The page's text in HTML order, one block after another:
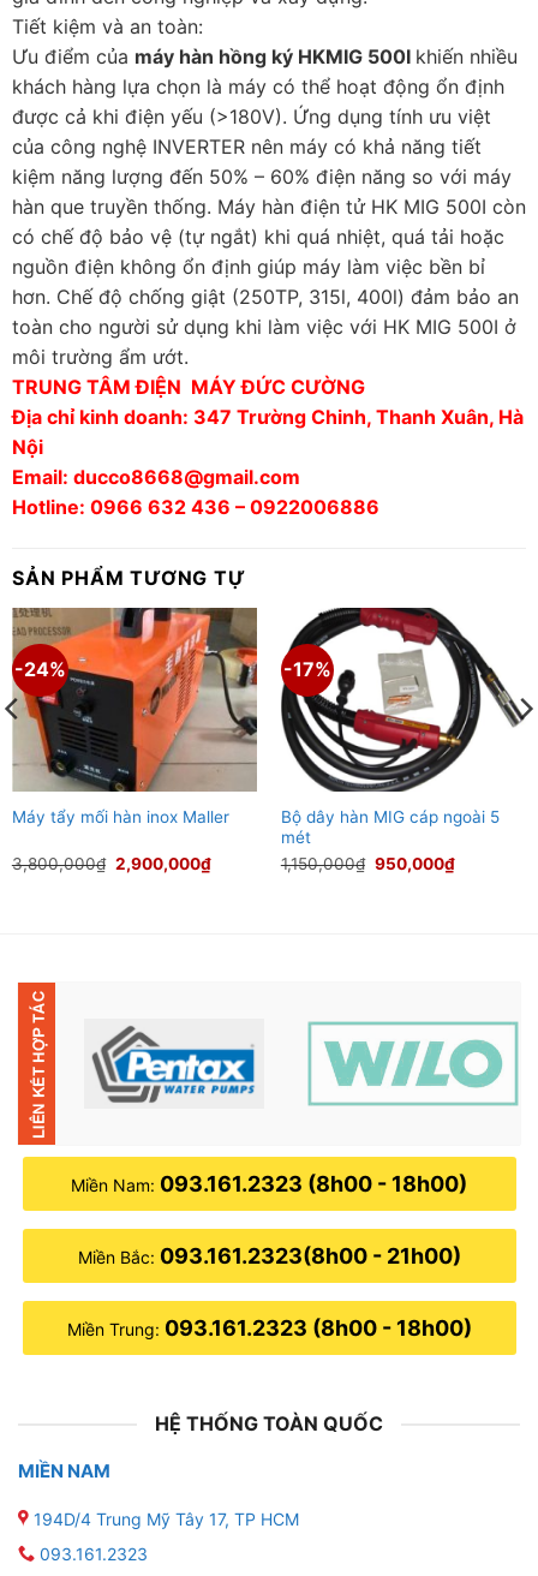
Tiết kiệm và an toàn:
Ưu điểm của máy hàn hồng ký HKMIG 500I khiến nhiều
khách hàng lựa chọn là máy có thể hoạt động ổn định
được cả khi điện yếu (>180V). Ứng dụng tính ưu việt
của công nghệ INVERTER nên máy có khả năng tiết
kiệm năng lượng đến 50% – 60% điện năng so với máy
hàn que truyền thống. Máy hàn điện tử HK MIG 500I còn
có chế độ bảo vệ (tự ngắt) khi quá nhiệt, quá tải hoặc
nguồn điện không ổn định giúp máy làm việc bền bỉ
hơn. Chế độ chống giật (250TP, 315l, 400l) đảm bảo an
toàn cho người sử dụng khi làm việc với HK MIG 500I ở
môi trường ẩm ướt.
TRUNG TÂM ĐIỆN MÁY ĐỨC CƯỜNG
Địa chỉ kinh doanh: 347 Trường Chinh, Thanh Xuân, Hà
Nội
Email: ducco8668@gmail.com
Hotline: 0966 632 436 – 0922006886
SẢN PHẨM TƯƠNG TỰ
-24%
Máy tẩy mối hàn inox Maller
3,800,000₫ Giá
gốc
2,900,000₫Giá
hiện
-17%
Bộ dây hàn MIG cáp ngoài 5
mét
1,150,000₫ Giá
gốc
950,000₫Giá
hiện
Miền Nam: 093.161.2323 (8h00 - 18h00)
Miền Bắc: 093.161.2323(8h00 - 21h00)
Miền Trung: 093.161.2323 (8h00 - 18h00)
HỆ THỐNG TOÀN QUỐC
MIỀN NAM
194D/4 Trung Mỹ Tây 17, TP HCM
093.161.2323